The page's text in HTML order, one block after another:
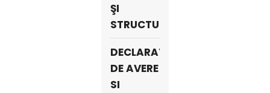
ŞI
STRUCTURĂ
DECLARATII
DE AVERE
SI